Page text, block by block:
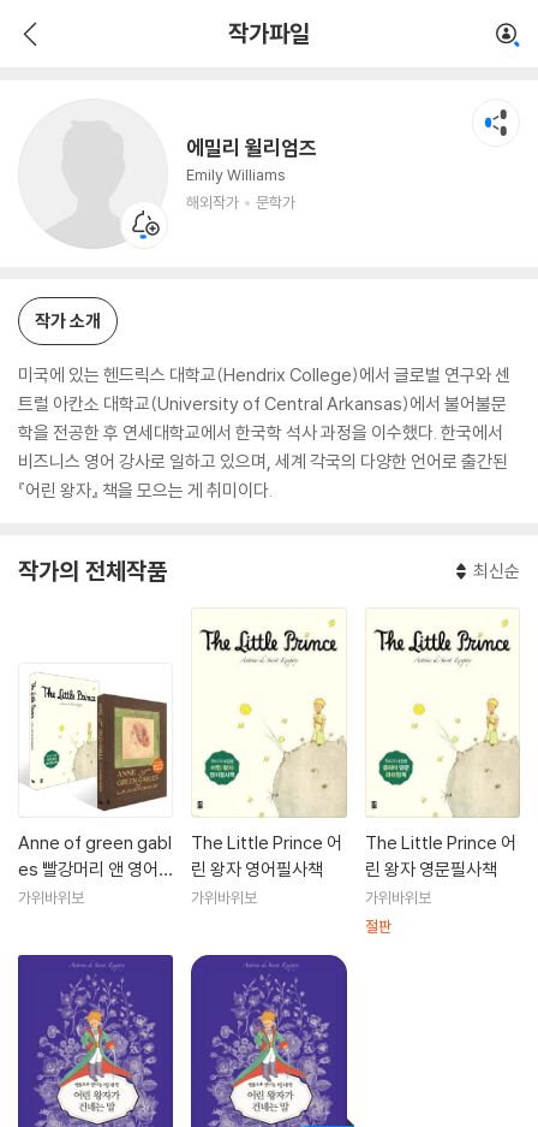
작가파일
에밀리 윌리엄즈
Emily Williams
해외작가
문학가
작가 소개
미국에 있는 헨드릭스 대학교(Hendrix College)에서 글로벌 연구와 센
트럴 아칸소 대학교(University of Central Arkansas)에서 불어불문
학을 전공한 후 연세대학교에서 한국학 석사 과정을 이수했다. 한국에서
비즈니스 영어 강사로 일하고 있으며, 세계 각국의 다양한 언어로 출간된
『어린 왕자』 책을 모으는 게 취미이다.
작가의 전체작품 최신순
Anne of green gabl
es 빨강머리 앤 영어
필사책 + The Little
가위바위보
The Little Prince 어
린 왕자 영어필사책
가위바위보
The Little Prince 어
린 왕자 영문필사책
가위바위보
절판